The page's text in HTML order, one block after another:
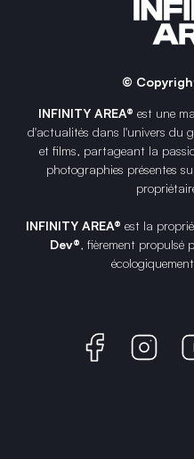
©
INFINITY AREA® est une
d'actualités dans l'univers du
et films, partageant la
photographies présentes
INFINITY AREA® est la
Dev®, fièrement propulsé